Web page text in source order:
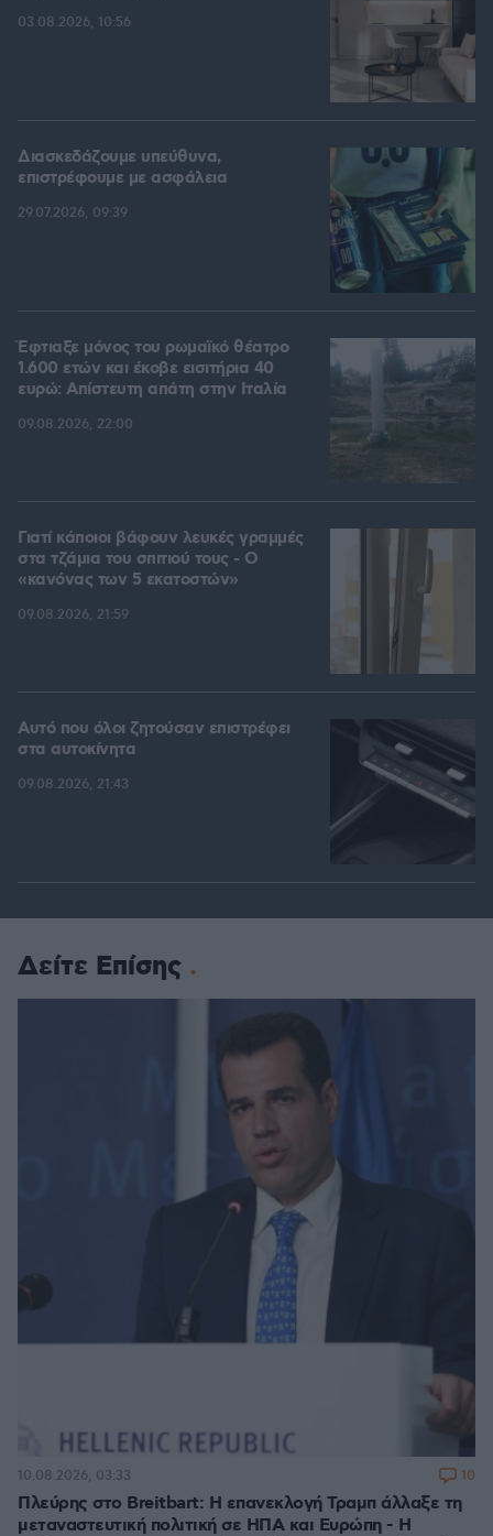
03.08.2026, 10:56
Διασκεδάζουμε υπεύθυνα,
επιστρέφουμε με ασφάλεια
29.07.2026, 09:39
Έφτιαξε μόνος του ρωμαϊκό θέατρο
1.600 ετών και έκοβε εισιτήρια 40
ευρώ: Απίστευτη απάτη στην Ιταλία
09.08.2026, 22:00
Γιατί κάποιοι βάφουν λευκές γραμμές
στα τζάμια του σπιτιού τους - Ο
«κανόνας των 5 εκατοστών»
09.08.2026, 21:59
Αυτό που όλοι ζητούσαν επιστρέφει
στα αυτοκίνητα
09.08.2026, 21:43
Δείτε Επίσης
Πλεύρης στο Breitbart: Η επανεκλογή Τραμπ άλλαξε τη
μεταναστευτική πολιτική σε ΗΠΑ και Ευρώπη - Η
10.08.2026, 03:33 10